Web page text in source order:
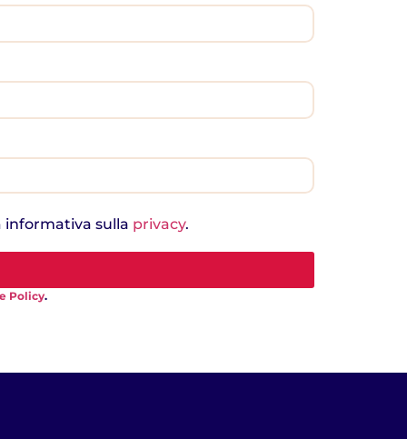
informativa sulla privacy.
Policy.